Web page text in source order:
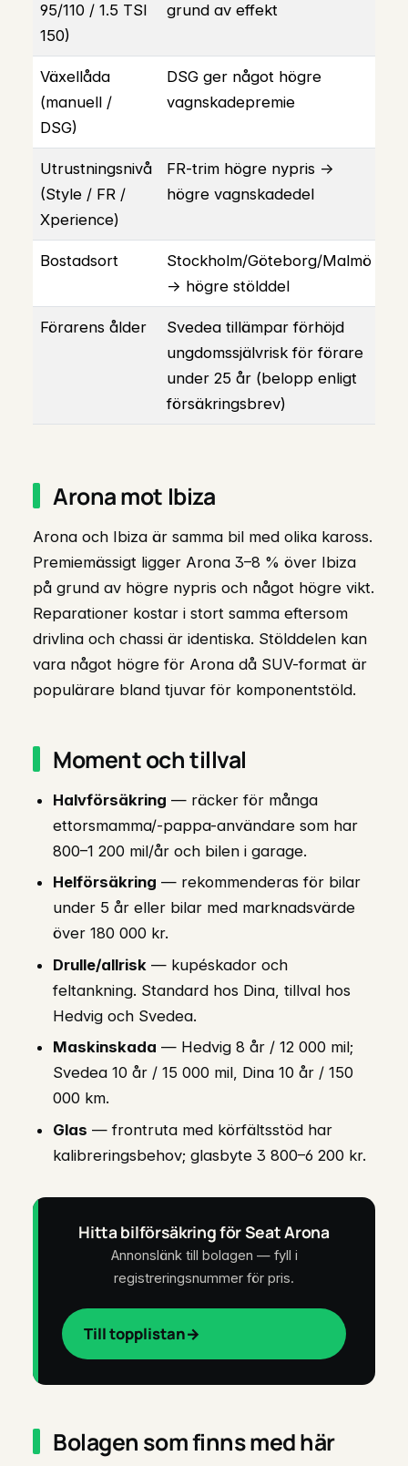
95/110 / 1.5 TSI
150)
grund av effekt
Växellåda
(manuell /
DSG)
DSG ger något högre
vagnskadepremie
Utrustningsnivå
(Style / FR /
Xperience)
FR-trim högre nypris →
högre vagnskadedel
Bostadsort
Stockholm/Göteborg/Malmö
→ högre stölddel
Förarens ålder
Svedea tillämpar förhöjd
ungdomssjälvrisk för förare
under 25 år (belopp enligt
försäkringsbrev)
Arona mot Ibiza
Arona och Ibiza är samma bil med olika kaross.
Premiemässigt ligger Arona 3–8 % över Ibiza
på grund av högre nypris och något högre vikt.
Reparationer kostar i stort samma eftersom
drivlina och chassi är identiska. Stölddelen kan
vara något högre för Arona då SUV-format är
populärare bland tjuvar för komponentstöld.
Moment och tillval
Halvförsäkring — räcker för många
ettorsmamma/-pappa-användare som har
800–1 200 mil/år och bilen i garage.
Helförsäkring — rekommenderas för bilar
under 5 år eller bilar med marknadsvärde
över 180 000 kr.
Drulle/allrisk — kupéskador och
feltankning. Standard hos Dina, tillval hos
Hedvig och Svedea.
Maskinskada — Hedvig 8 år / 12 000 mil;
Svedea 10 år / 15 000 mil, Dina 10 år / 150
000 km.
Glas — frontruta med körfältsstöd har
kalibreringsbehov; glasbyte 3 800–6 200 kr.
Hitta bilförsäkring för Seat Arona
Annonslänk till bolagen — fyll i
registreringsnummer för pris.
Till topplistan
Bolagen som finns med här